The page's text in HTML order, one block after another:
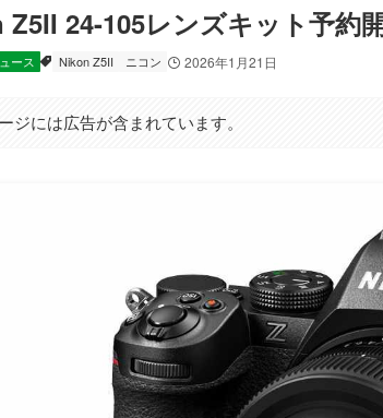
24-105レンズキット予約
ース Nikon Z5II ニコン 2026年1月21日
ジには広告が含まれています。